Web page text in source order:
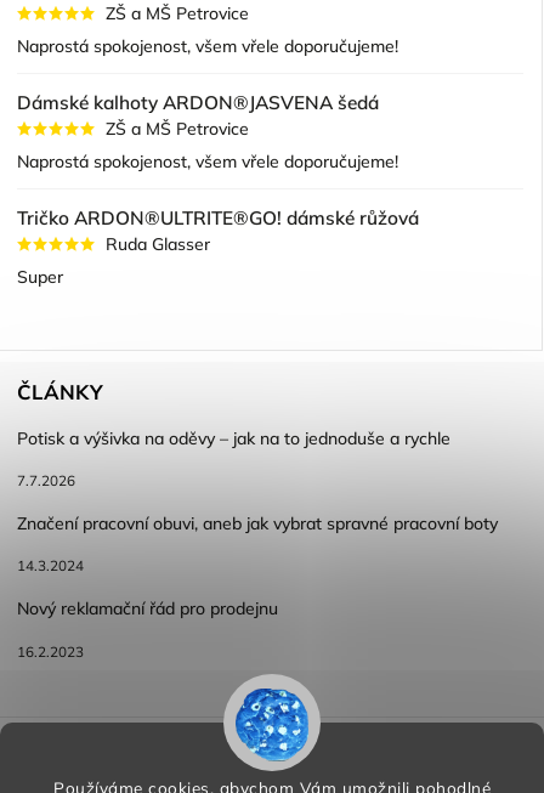
Používáme cookies, abychom Vám umožnili pohodlné
ZŠ a MŠ Petrovice
Naprostá spokojenost, všem vřele doporučujeme!
Dámské kalhoty ARDON®JASVENA šedá
ZŠ a MŠ Petrovice
Naprostá spokojenost, všem vřele doporučujeme!
Tričko ARDON®ULTRITE®GO! dámské růžová
Ruda Glasser
Super
ČLÁNKY
Potisk a výšivka na oděvy – jak na to jednoduše a rychle
7.7.2026
Značení pracovní obuvi, aneb jak vybrat spravné pracovní boty
14.3.2024
Nový reklamační řád pro prodejnu
16.2.2023
Reklamace a vracení zboží
Podmínky ochrany osobních údajů